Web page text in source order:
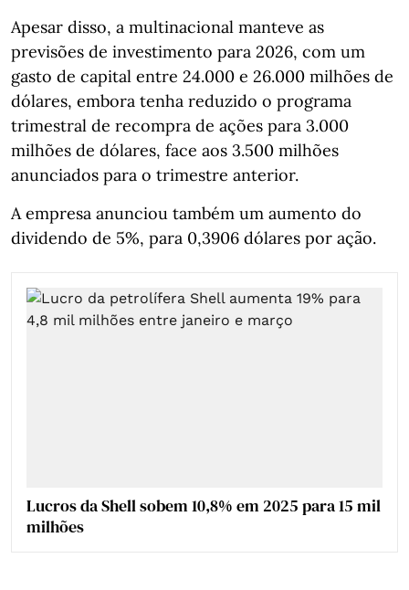
Apesar disso, a multinacional manteve as
previsões de investimento para 2026, com um
gasto de capital entre 24.000 e 26.000 milhões de
dólares, embora tenha reduzido o programa
trimestral de recompra de ações para 3.000
milhões de dólares, face aos 3.500 milhões
anunciados para o trimestre anterior.
A empresa anunciou também um aumento do
dividendo de 5%, para 0,3906 dólares por ação.
Lucros da Shell sobem 10,8% em 2025 para 15 mil
milhões